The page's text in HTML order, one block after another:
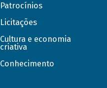
Patrocínios
Licitações
Cultura e economia
criativa
Conhecimento